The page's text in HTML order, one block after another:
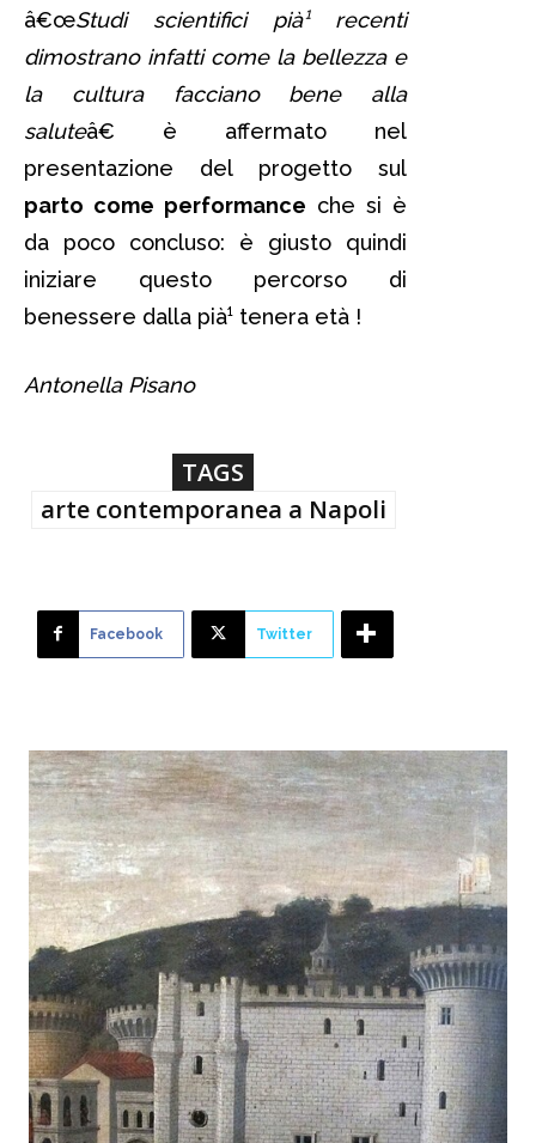
â€œStudi scientifici pià¹ recenti
dimostrano infatti come la bellezza e
la cultura facciano bene alla
saluteâ€ è affermato nel
presentazione del progetto sul
parto come performance che si è
da poco concluso: è giusto quindi
iniziare questo percorso di
benessere dalla pià¹ tenera età !
Antonella Pisano
TAGS
arte contemporanea a Napoli
Facebook Twitter